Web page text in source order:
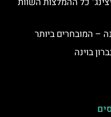
– המובחרים ביותר
בוינה